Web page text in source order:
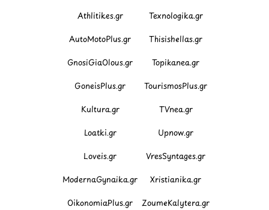
Athlitikes.gr Texnologika.gr
AutoMotoPlus.gr Thisishellas.gr
GnosiGiaOlous.gr Topikanea.gr
GoneisPlus.gr TourismosPlus.gr
Kultura.gr TVnea.gr
Loatki.gr Upnow.gr
Loveis.gr VresSyntages.gr
ModernaGynaika.gr Xristianika.gr
OikonomiaPlus.gr ZoumeKalytera.gr